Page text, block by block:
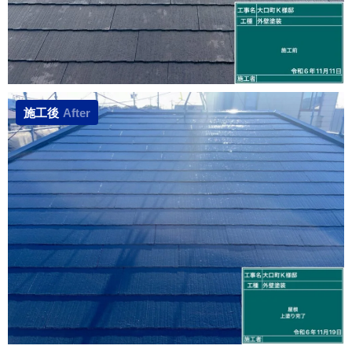
施工後 After